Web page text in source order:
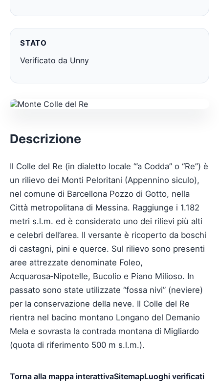
STATO
Verificato da Unny
Descrizione
Il Colle del Re (in dialetto locale “’a Codda” o “Re”) è
un rilievo dei Monti Peloritani (Appennino siculo),
nel comune di Barcellona Pozzo di Gotto, nella
Città metropolitana di Messina. Raggiunge i 1.182
metri s.l.m. ed è considerato uno dei rilievi più alti
e celebri dell’area. Il versante è ricoperto da boschi
di castagni, pini e querce. Sul rilievo sono presenti
aree attrezzate denominate Foleo,
Acquarosa‑Nipotelle, Bucolio e Piano Milioso. In
passato sono state utilizzate “fossa nivi” (neviere)
per la conservazione della neve. Il Colle del Re
rientra nel bacino montano Longano del Demanio
Mela e sovrasta la contrada montana di Migliardo
(quota di riferimento 500 m s.l.m.).
Torna alla mappa interattivaSitemapLuoghi verificati